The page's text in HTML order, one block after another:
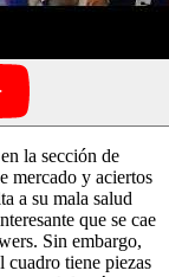
la sección de
mercado y aciertos
a su mala salud
que se cae
Sin embargo,
cuadro tiene piezas